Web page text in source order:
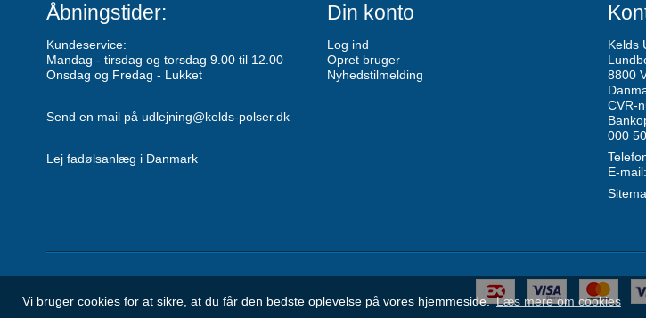
Vi bruger cookies for at sikre, at du får den bedste oplevelse på vores hjemmeside.Læs mere om cookies
Åbningstider:
Kundeservice:
Mandag - tirsdag og torsdag 9.00 til 12.00
Onsdag og Fredag - Lukket
Send en mail på udlejning@kelds-polser.dk
Lej fadølsanlæg i Danmark
Din konto
Log ind
Opret bruger
Nyhedstilmelding
Kelds
8800
CVR-
000
E-mail: